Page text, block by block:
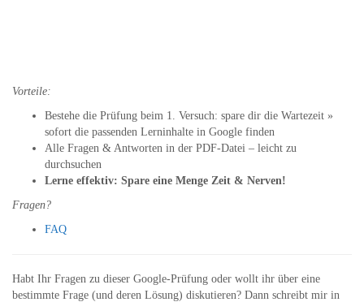
Vorteile:
Bestehe die Prüfung beim 1. Versuch: spare dir die Wartezeit »
sofort die passenden Lerninhalte in Google finden
Alle Fragen & Antworten in der PDF-Datei – leicht zu
durchsuchen
Lerne effektiv: Spare eine Menge Zeit & Nerven!
Fragen?
FAQ
Habt Ihr Fragen zu dieser Google-Prüfung oder wollt ihr über eine
bestimmte Frage (und deren Lösung) diskutieren? Dann schreibt mir in